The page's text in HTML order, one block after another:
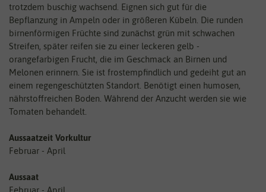
trotzdem buschig wachsend. Eignen sich gut für die
Bepflanzung in Ampeln oder in größeren Kübeln. Die runden
birnenförmigen Früchte sind zunächst grün mit schwachen
Streifen, später reifen sie zu einer leckeren gelb -
orangefarbigen Frucht, die im Geschmack an Birnen und
Melonen erinnern. Sie ist frostempfindlich und gedeiht gut an
einem regengeschützten Standort. Benötigt einen humosen,
nährstoffreichen Boden. Während der Anzucht werden sie wie
Tomaten behandelt.
Aussaatzeit Vorkultur
Februar - April
Aussaat